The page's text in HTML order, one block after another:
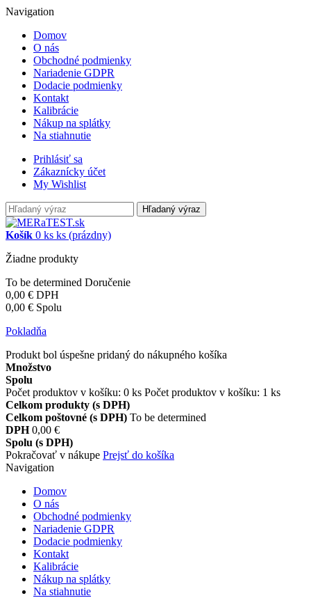
Navigation
Domov
O nás
Obchodné podmienky
Nariadenie GDPR
Dodacie podmienky
Kontakt
Kalibrácie
Nákup na splátky
Na stiahnutie
Prihlásiť sa
Zákaznícky účet
My Wishlist
Hľadaný výraz
Košík 0 ks ks (prázdny)
Žiadne produkty
To be determined Doručenie
0,00 € DPH
0,00 € Spolu
Pokladňa
Produkt bol úspešne pridaný do nákupného košíka
Množstvo
Spolu
Počet produktov v košíku: 0 ks Počet produktov v košíku: 1 ks
Celkom produkty (s DPH)
Celkom poštovné (s DPH) To be determined
DPH 0,00 €
Spolu (s DPH)
Pokračovať v nákupe Prejsť do košíka
Navigation
Domov
O nás
Obchodné podmienky
Nariadenie GDPR
Dodacie podmienky
Kontakt
Kalibrácie
Nákup na splátky
Na stiahnutie